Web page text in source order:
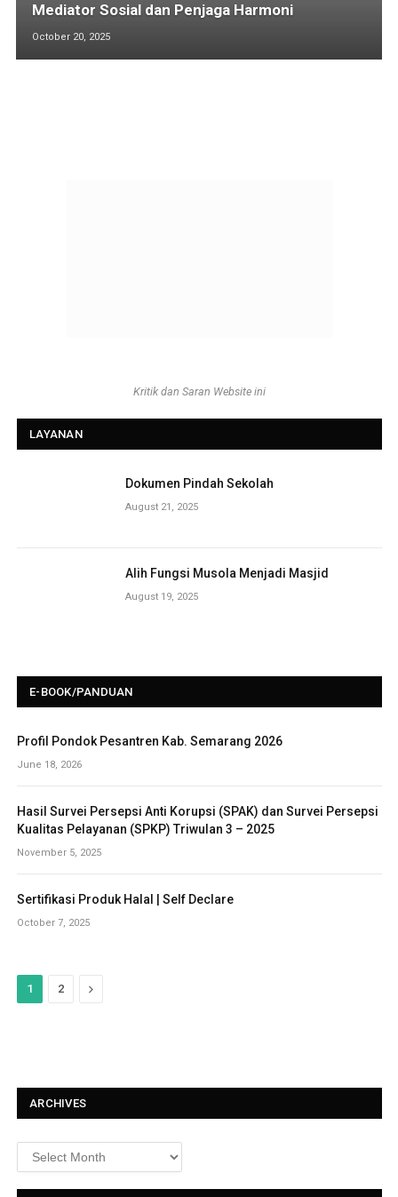
Mediator Sosial dan Penjaga Harmoni
October 20, 2025
Kritik dan Saran Website ini
LAYANAN
Dokumen Pindah Sekolah
August 21, 2025
Alih Fungsi Musola Menjadi Masjid
August 19, 2025
E-BOOK/PANDUAN
Profil Pondok Pesantren Kab. Semarang 2026
June 18, 2026
Hasil Survei Persepsi Anti Korupsi (SPAK) dan Survei Persepsi
Kualitas Pelayanan (SPKP) Triwulan 3 – 2025
November 5, 2025
Sertifikasi Produk Halal | Self Declare
October 7, 2025
1 2
N
ARCHIVES